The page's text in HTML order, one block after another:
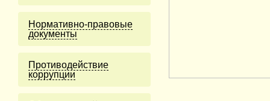
Нормативно-правовые
документы
Противодействие
коррупции